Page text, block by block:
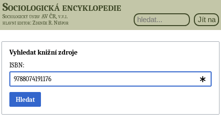
Sociologická encyklopedie
Sociologický ústav AV ČR, v.v.i.
hlavní editor: Zdeněk R. Nešpor
Vyhledat knižní zdroje
ISBN:
Hledat